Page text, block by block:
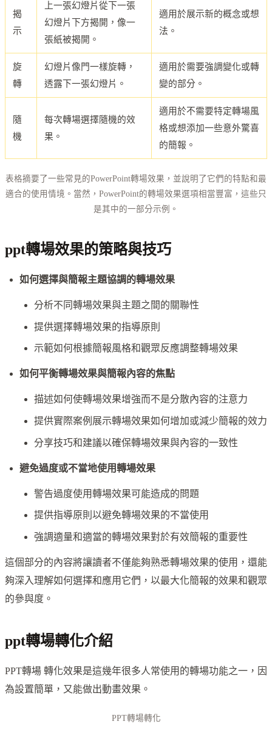
揭
示
上一張幻燈片從下一張
幻燈片下方揭開，像一
張紙被揭開。
適用於展示新的概念或想
法。
旋
轉
幻燈片像門一樣旋轉，
透露下一張幻燈片。
適用於需要強調變化或轉
變的部分。
隨
機
每次轉場選擇隨機的效
果。
適用於不需要特定轉場風
格或想添加一些意外驚喜
的簡報。
表格摘要了一些常見的PowerPoint轉場效果，並說明了它們的特點和最
適合的使用情境。當然，PowerPoint的轉場效果選項相當豐富，這些只
是其中的一部分示例。
ppt轉場效果的策略與技巧
如何選擇與簡報主題協調的轉場效果
分析不同轉場效果與主題之間的關聯性
提供選擇轉場效果的指導原則
示範如何根據簡報風格和觀眾反應調整轉場效果
如何平衡轉場效果與簡報內容的焦點
描述如何使轉場效果增強而不是分散內容的注意力
提供實際案例展示轉場效果如何增加或減少簡報的效力
分享技巧和建議以確保轉場效果與內容的一致性
避免過度或不當地使用轉場效果
警告過度使用轉場效果可能造成的問題
提供指導原則以避免轉場效果的不當使用
強調適量和適當的轉場效果對於有效簡報的重要性
這個部分的內容將讓讀者不僅能夠熟悉轉場效果的使用，還能
夠深入理解如何選擇和應用它們，以最大化簡報的效果和觀眾
的參與度。
ppt轉場轉化介紹
PPT轉場 轉化效果是這幾年很多人常使用的轉場功能之一，因
為設置簡單，又能做出動畫效果。
PPT轉場轉化